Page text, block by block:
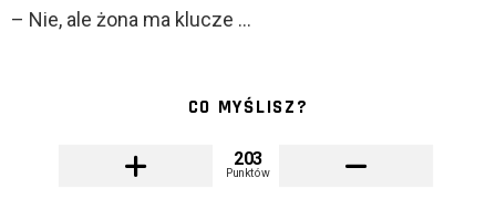
– Nie, ale żona ma klucze …
CO MYŚLISZ?
203
Punktów